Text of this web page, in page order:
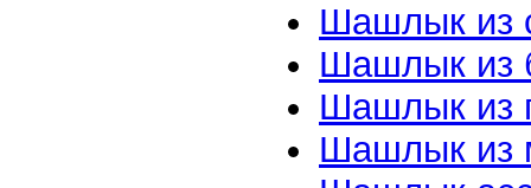
Шашлык из
Шашлык из
Шашлык из
Шашлык из